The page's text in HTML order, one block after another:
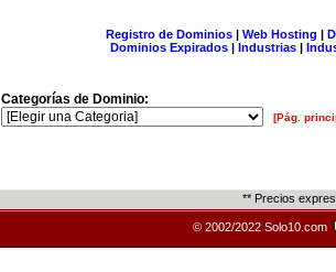
Registro de Dominios| Web Hosting |
Dominios Expirados | Industrias |
Categorías de Dominio:
[Pág.
** Precios
© 2002/2022 Solo10.com